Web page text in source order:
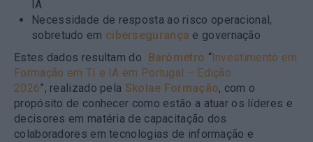
IA
Necessidade de resposta ao risco operacional,
sobretudo em cibersegurança e governação
Estes dados resultam do
Barómetro “Investimento em
Formação em TI e IA em Portugal – Edição
2026”, realizado pela Skolae Formação, com o
propósito de conhecer como estão a atuar os líderes e
decisores em matéria de capacitação dos
colaboradores em tecnologias de informação e